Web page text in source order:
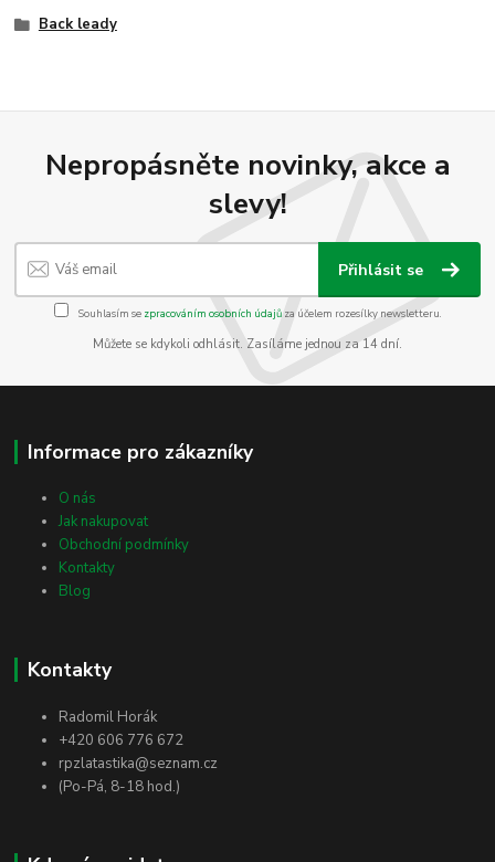
Back leady
Nepropásněte novinky, akce a
slevy!
Přihlásit se
Souhlasím se zpracováním osobních údajůza účelem rozesílky newsletteru.
Můžete se kdykoli odhlásit. Zasíláme jednou za 14 dní.
Informace pro zákazníky
O nás
Jak nakupovat
Obchodní podmínky
Kontakty
Blog
Kontakty
Radomil Horák
+420 606 776 672
rpzlatastika@seznam.cz
(Po-Pá, 8-18 hod.)